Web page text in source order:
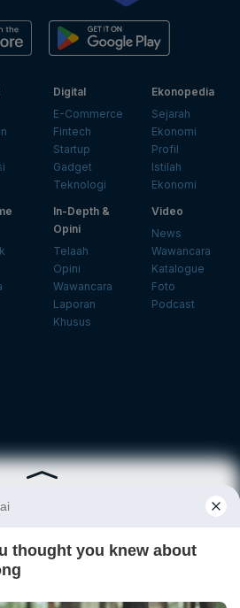
Digital
E-Commerce
Fintech
Startup
Gadget
Teknologi
Ekonopedia
Sejarah
Ekonomi
Profil
Istilah
Ekonomi
In-Depth &
Opini
Telaah
Opini
Wawancara
Laporan
Khusus
Video
News
Wawancara
Katalogue
Foto
Podcast
Daftar